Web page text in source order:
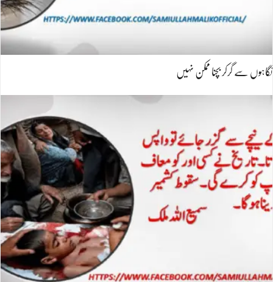
نگاہوں سے گرکر بچنا ممکن نہیں